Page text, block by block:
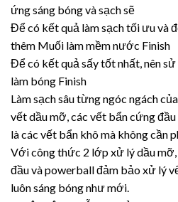
ứng sáng bóng và sạch sẽ
Để có kết quả làm sạch tối ưu và
thêm Muối làm mềm nước Finish
Để có kết quả sấy tốt nhất, nên
làm bóng Finish
Làm sạch sâu từng ngóc ngách
vết dầu mỡ, các vết bẩn cứng
là các vết bẩn khô mà không cần
Với công thức 2 lớp xử lý dầu
đầu và powerball đảm bảo xử lý
luôn sáng bóng như mới.